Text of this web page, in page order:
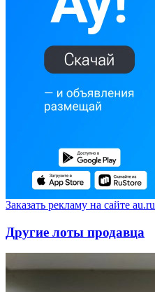
Заказать рекламу на сайте au.ru
Другие лоты продавца